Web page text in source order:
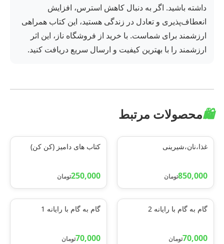
داشته باشید. اگر به دنبال کاهش استرس، افزایش
انعطاف‌پذیری و تعادل در زندگی هستید، این کتاب همراهی
ارزشمند برای شماست. با خرید از فروشگاه ناز، این اثر
ارزشمند را با بهترین کیفیت و ارسال سریع دریافت کنید.
🛍️محصولات مرتبط
غذا،نان،شیرینی
850,000تومان
کتاب های دامیز (کن کن)
250,000تومان
گام به گام با رایانه 2
70,000تومان
گام به گام با رایانه 1
70,000تومان